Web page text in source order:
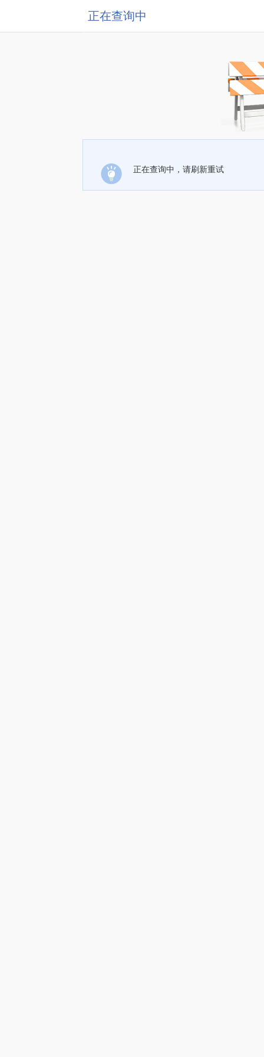
正在查询中
正在查询中，请刷新重试